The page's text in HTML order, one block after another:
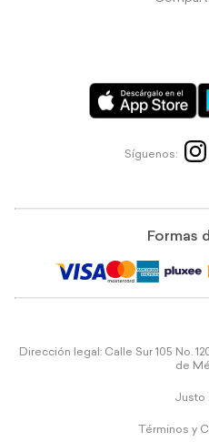
Síguenos:
Formas
Dirección legal: Calle Sur 105 No.
de
Justo
Términos y